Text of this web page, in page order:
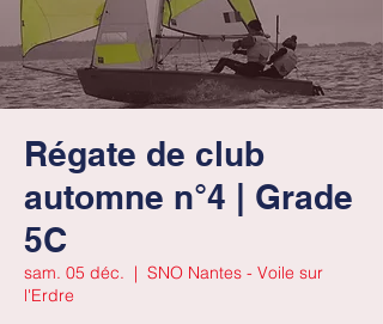
Régate de club
automne n°4 | Grade
5C
sam. 05 déc.
  |
SNO Nantes - Voile sur
l'Erdre